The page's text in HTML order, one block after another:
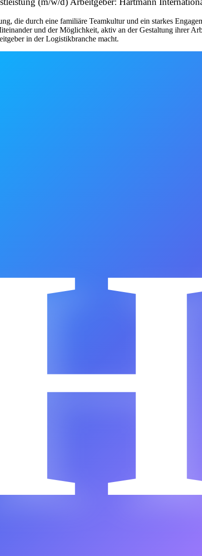
durch eine familiäre Teamkultur und ein starkes
und der Möglichkeit, aktiv an der Gestaltung ihrer
in der Logistikbranche macht.